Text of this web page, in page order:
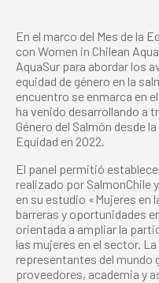
En el marco del Mes de la
con Women in Chilean
AquaSur para abordar los
equidad de género en la
encuentro se enmarca en
ha venido desarrollando a
Género del Salmón desde
Equidad en 2022.
El panel permitió
realizado por SalmonChile
en su estudio «Mujeres
barreras y oportunidades
orientada a ampliar la
las mujeres en el sector.
representantes del mundo
proveedores, academia y